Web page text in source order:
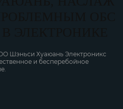
Шэньси Хуаюань Электроникс
и бесперебойное